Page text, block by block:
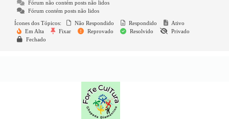
Fórum não contém posts não lidos
Fórum contém posts não lidos
Ícones dos Tópicos:
Não Respondido Respondido
Ativo
Em Alta
Fixar Reprovado Resolvido
Privado
Fechado